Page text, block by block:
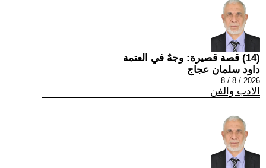
(14) قصة قصيرة: وجهٌ في العتمة
داود سلمان عجاج
2026 / 8 / 8
الادب والفن